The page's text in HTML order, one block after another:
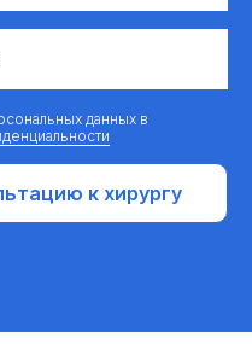
данных в
к хирургу